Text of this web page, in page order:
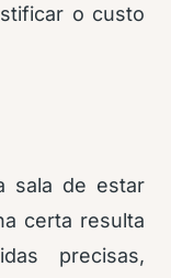
o custo
sala de estar
certa resulta
precisas,